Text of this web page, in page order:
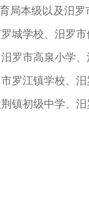
本级以及汨罗
学校、汨罗市
罗市高泉小学
罗江镇学校、
镇初级中学、